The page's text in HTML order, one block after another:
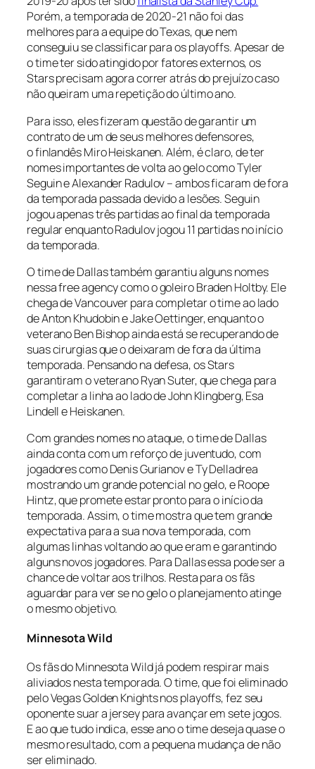
Porém, a temporada de 2020-21 não foi das
melhores para a equipe do Texas, que nem
conseguiu se classificar para osplayoffs.Apesar de
o time ter sido atingido por fatores externos, os
Stars precisam agora correr atrás do prejuízo caso
não queiram uma repetição do último ano.
Para isso, eles fizeram questão de garantir um
contrato de um de seus melhores defensores,
o finlandês Miro Heiskanen. Além, é claro, de ter
nomes importantes de volta ao gelo como Tyler
Seguin e Alexander Radulov – ambos ficaram de fora
da temporada passada devido a lesões. Seguin
jogou apenas três partidas ao final da temporada
regular enquanto Radulov jogou 11 partidas no início
da temporada.
O time de Dallas também garantiu alguns nomes
nessafree agencycomo o goleiro Braden Holtby. Ele
chega de Vancouver para completar o time ao lado
de Anton Khudobin e Jake Oettinger, enquanto o
veterano Ben Bishop ainda está se recuperando de
suas cirurgias que o deixaram de fora da última
temporada. Pensando na defesa, os Stars
garantiram o veterano Ryan Suter, que chega para
completar a linha ao lado de John Klingberg, Esa
Lindell e Heiskanen.
Com grandes nomes no ataque, o time de Dallas
ainda conta com um reforço de juventudo, com
jogadores como Denis Gurianov e Ty Delladrea
mostrando um grande potencial no gelo, e Roope
Hintz, que promete estar pronto para o início da
temporada. Assim, o time mostra que tem grande
expectativa para a sua nova temporada, com
algumas linhas voltando ao que eram e garantindo
alguns novos jogadores. Para Dallas essa pode ser a
chance de voltar aos trilhos. Resta para os fãs
aguardar para ver se no gelo o planejamento atinge
o mesmo objetivo.
Minnesota Wild
Os fãs do Minnesota Wild já podem respirar mais
aliviados nesta temporada. O time, que foi eliminado
pelo Vegas Golden Knights nosplayoffs, fez seu
oponente suar ajerseypara avançar em sete jogos.
E ao que tudo indica, esse ano o time deseja quase o
mesmo resultado, com a pequena mudança de não
ser eliminado.